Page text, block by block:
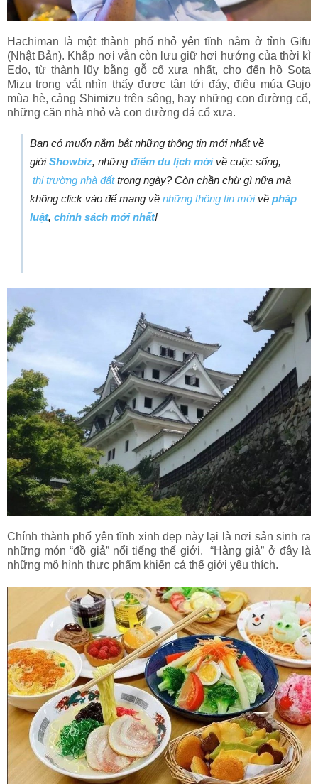
Hachiman là một thành phố nhỏ yên tĩnh nằm ở tỉnh Gifu
(Nhật Bản). Khắp nơi vẫn còn lưu giữ hơi hướng của thời kì
Edo, từ thành lũy bằng gỗ cổ xưa nhất, cho đến hồ Sota
Mizu trong vắt nhìn thấy được tận tới đáy, điệu múa Gujo
mùa hè, cảng Shimizu trên sông, hay những con đường cổ,
những căn nhà nhỏ và con đường đá cổ xưa.
Bạn có muốn nắm bắt những thông tin mới nhất về
giới Showbiz, những điểm du lịch mớivề cuộc sống,
thị trường nhà đấttrong ngày? Còn chần chừ gì nữa mà
không click vào để mang về những thông tin mới về pháp
luật, chính sách mới nhất!
Chính thành phố yên tĩnh xinh đẹp này lại là nơi sản sinh ra
những món “đồ giả” nổi tiếng thế giới. “Hàng giả” ở đây là
những mô hình thực phẩm khiến cả thế giới yêu thích.